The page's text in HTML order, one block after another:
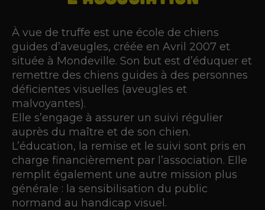
À vue de truffe est une école de chiens
guides d’aveugles, créée en Avril 2007 et
située à Mondeville. Son but est d’éduquer et
remettre des chiens guides à des personnes
déficientes visuelles (aveugles et
malvoyantes).
Elle s’engage à assurer un suivi régulier
auprès du maître et de son chien.
L’éducation, la remise et le suivi sont pris en
charge financièrement par l’association. Elle
remplit également une autre mission plus
générale : la sensibilisation du public
normand au handicap visuel.